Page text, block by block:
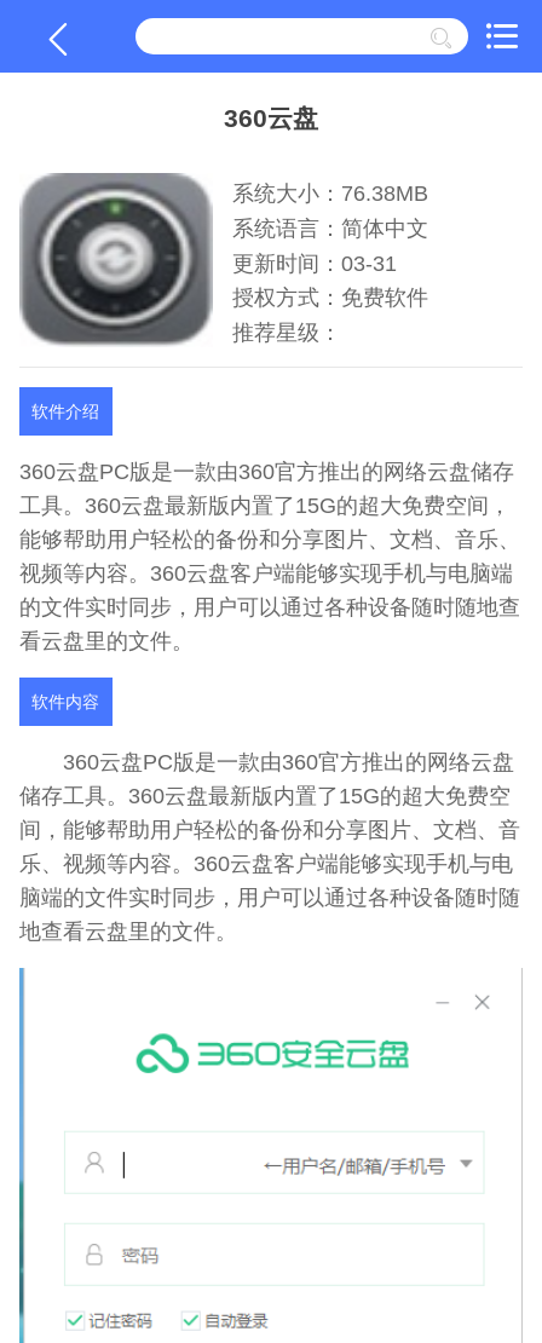
360云盘
系统大小：76.38MB
系统语言：简体中文
更新时间：03-31
授权方式：免费软件
推荐星级：
软件介绍
360云盘PC版是一款由360官方推出的网络云盘储存
工具。360云盘最新版内置了15G的超大免费空间，
能够帮助用户轻松的备份和分享图片、文档、音乐、
视频等内容。360云盘客户端能够实现手机与电脑端
的文件实时同步，用户可以通过各种设备随时随地查
看云盘里的文件。
软件内容
360云盘PC版是一款由360官方推出的网络云盘
储存工具。360云盘最新版内置了15G的超大免费空
间，能够帮助用户轻松的备份和分享图片、文档、音
乐、视频等内容。360云盘客户端能够实现手机与电
脑端的文件实时同步，用户可以通过各种设备随时随
地查看云盘里的文件。